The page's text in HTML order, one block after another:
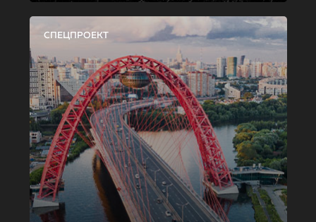
СПЕЦПРОЕКТ